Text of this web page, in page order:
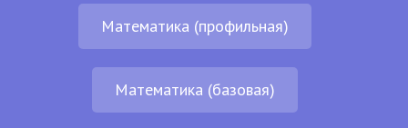
Математика (профильная)
Математика (базовая)